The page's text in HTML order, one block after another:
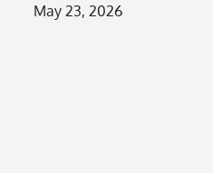
Posted
May 23, 2026